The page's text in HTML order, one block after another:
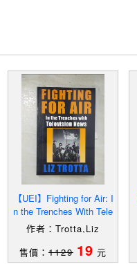
【UEI】Fighting for Air: I
n the Trenches With Tele
vision News_Trotta, L
作者：Trotta,Liz
售價： 1129 19 元